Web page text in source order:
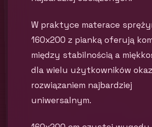
W praktyce materace
160x200 z pianką oferują
między stabilnością a
dla wielu użytkowników
rozwiązaniem najbardziej
uniwersalnym.